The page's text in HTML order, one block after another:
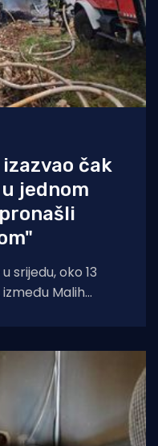
čak
jednom
srijedu, oko 13
Malih